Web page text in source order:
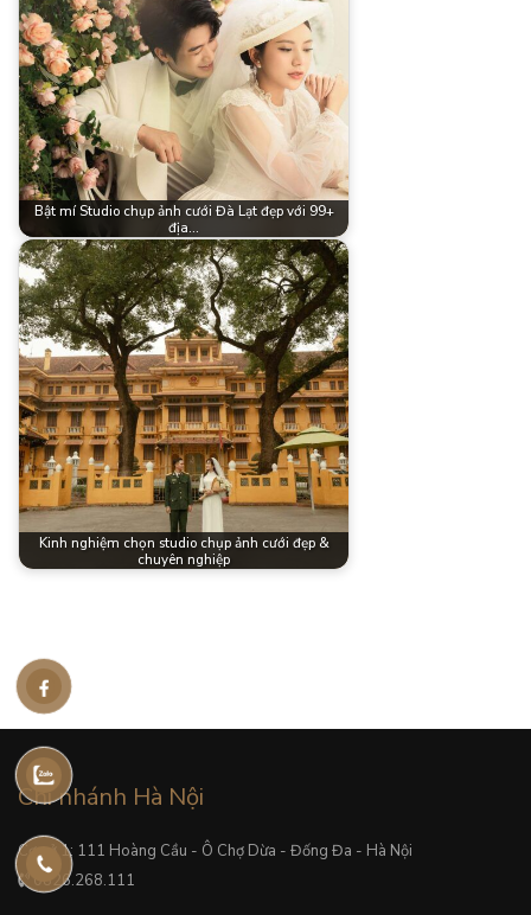
Bật mí Studio chụp ảnh cưới Đà Lạt đẹp với 99+
địa…
Kinh nghiệm chọn studio chụp ảnh cưới đẹp &
chuyên nghiệp
Chi nhánh Hà Nội
Cơ sở 1: 111 Hoàng Cầu - Ô Chợ Dừa - Đống Đa - Hà Nội
0826.268.111